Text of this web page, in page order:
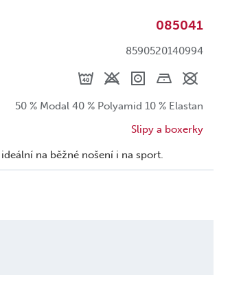
085041
8590520140994
50 % Modal 40 % Polyamid 10 % Elastan
Slipy a boxerky
na běžné nošení i na sport.